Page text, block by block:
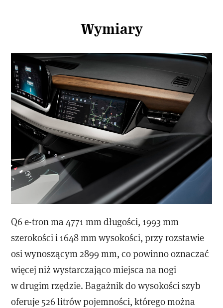
Wymiary
Q6 e-tron ma 4771 mm długości, 1993 mm
szerokości i 1648 mm wysokości, przy rozstawie
osi wynoszącym 2899 mm, co powinno oznaczać
więcej niż wystarczająco miejsca na nogi
w drugim rzędzie. Bagażnik do wysokości szyb
oferuje 526 litrów pojemności, którego można